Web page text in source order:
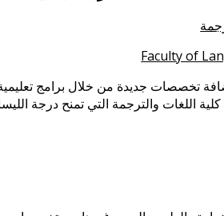
Faculty of
تخصصات جديدة من خلال برامج
كلية اللغات والترجمة التي تمنح درجة